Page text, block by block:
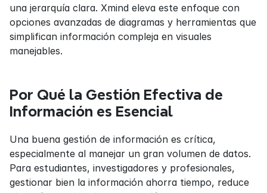
una jerarquía clara. Xmind eleva este enfoque con
opciones avanzadas de diagramas y herramientas que
simplifican información compleja en visuales
manejables.
Por Qué la Gestión Efectiva de
Información es Esencial
Una buena gestión de información es crítica,
especialmente al manejar un gran volumen de datos.
Para estudiantes, investigadores y profesionales,
gestionar bien la información ahorra tiempo, reduce